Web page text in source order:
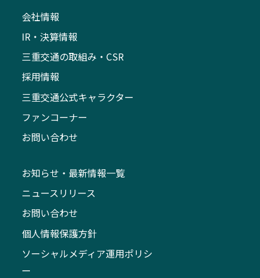
会社情報
IR・決算情報
三重交通の取組み・CSR
採用情報
三重交通公式キャラクター
ファンコーナー
お問い合わせ
お知らせ・最新情報一覧
ニュースリリース
お問い合わせ
個人情報保護方針
ソーシャルメディア運用ポリシ
ー